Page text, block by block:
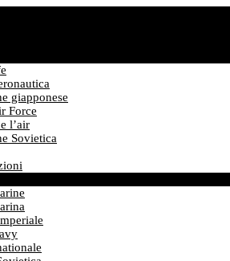
giapponese
Force
l’air
Sovietica